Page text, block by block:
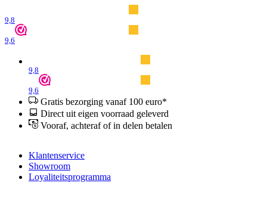
9,8
9,6
9,8
9,6
Gratis bezorging vanaf 100 euro*
Direct uit eigen voorraad geleverd
Vooraf, achteraf of in delen betalen
Klantenservice
Showroom
Loyaliteitsprogramma